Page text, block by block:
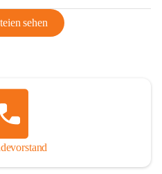
sehen